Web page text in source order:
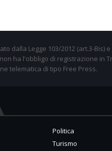
dalla Legge 103/2012 (art.3-Bis)
ha l'obbligo di registrazione in
telematica di tipo Free Press.
Politica
Turismo